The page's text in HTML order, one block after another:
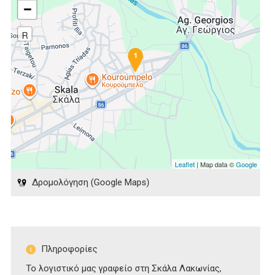
1
−
R
Leaflet | Map data ©Google
Δρομολόγηση (Google Maps)
Πληροφορίες
Το λογιστικό μας γραφείο στη Σκάλα Λακωνίας,